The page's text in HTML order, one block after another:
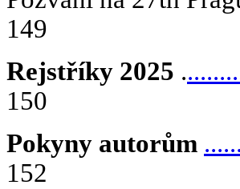
149
Rejstříky 2025 .
150
Pokyny autorům
152